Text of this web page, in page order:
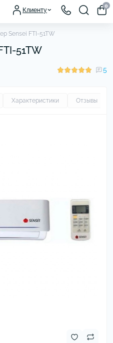
Клиенту
0
Sensei FTI-51TW
51TW
5
Характеристики Отзывы